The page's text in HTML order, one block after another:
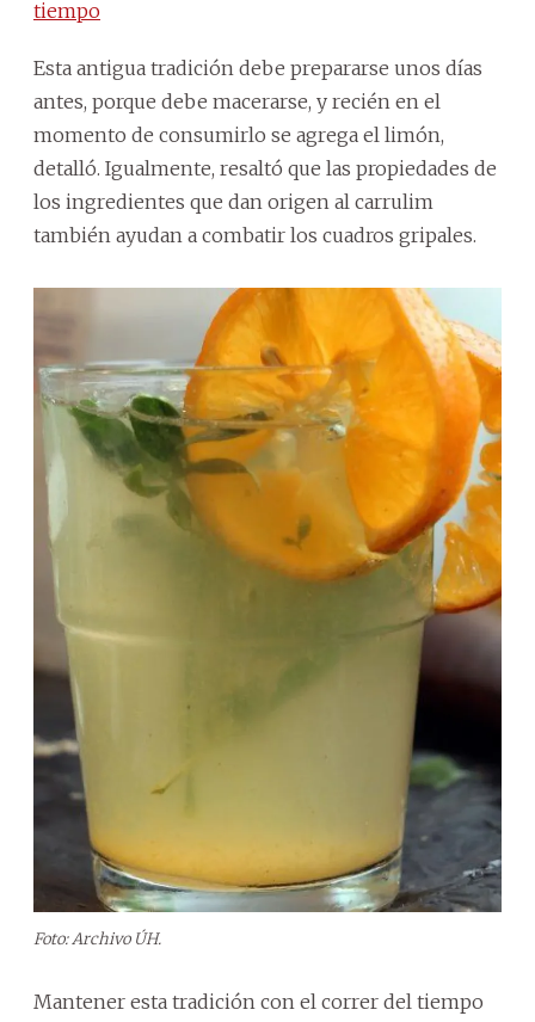
tiempo
Esta antigua tradición debe prepararse unos días
antes, porque debe macerarse, y recién en el
momento de consumirlo se agrega el limón,
detalló. Igualmente, resaltó que las propiedades de
los ingredientes que dan origen al carrulim
también ayudan a combatir los cuadros gripales.
Foto: Archivo ÚH.
Mantener esta tradición con el correr del tiempo